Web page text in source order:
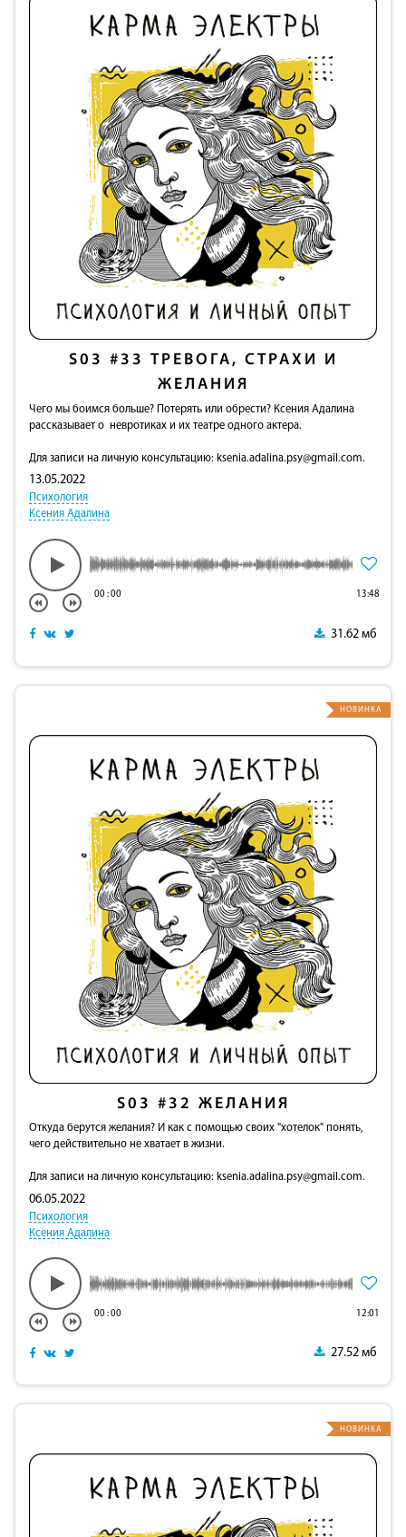
S03 #33 ТРЕВОГА, СТРАХИ И
ЖЕЛАНИЯ
Чего мы боимся больше? Потерять или обрести? Ксения Адалина
рассказывает о невротиках и их театре одного актера.
Для записи на личную консультацию: ksenia.adalina.psy@gmail.com.
13.05.2022
Психология
Ксения Адалина
00:00 13:48
31.62 мб
S03 #32 ЖЕЛАНИЯ
Откуда берутся желания? И как с помощью своих "хотелок" понять,
чего действительно не хватает в жизни.
Для записи на личную консультацию: ksenia.adalina.psy@gmail.com.
06.05.2022
Психология
Ксения Адалина
00:00 12:01
27.52 мб
НОВИНКА
НОВИНКА